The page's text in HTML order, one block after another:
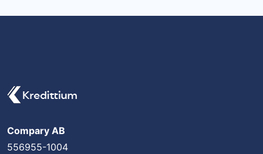
Compary AB
556955-1004